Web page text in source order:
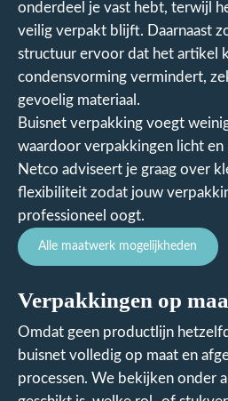
onderdeel je vast hebt, terwijl
veilig verpakt blijft. Daarnaast
structuur ervoor dat het artikel
condensvorming vermindert,
gevoelig materiaal.
Buisnet verpakking voegt
waardoor verpakkingen licht en
Netco adviseert je graag over
flexibiliteit zodat jouw
professioneel oogt.
Alle maatwerk mogelijkheden
Verpakkingen op
Omdat geen productlijn
buisnet volledig op maat en
processen. We bekijken onder